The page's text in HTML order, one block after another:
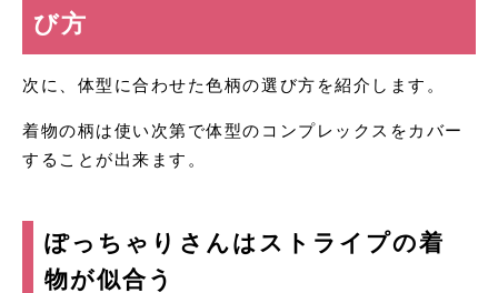
び方
次に、体型に合わせた色柄の選び方を紹介します。
着物の柄は使い次第で体型のコンプレックスをカバー
することが出来ます。
ぽっちゃりさんはストライプの着
物が似合う